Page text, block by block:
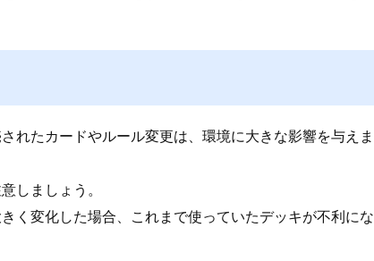
れたカードやルール変更は、環境に大きな影響を与えま
しましょう。
く変化した場合、これまで使っていたデッキが不利にな